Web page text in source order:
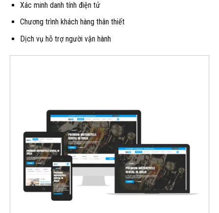
Xác minh danh tính điện tử
Chương trình khách hàng thân thiết
Dịch vụ hỗ trợ người vận hành